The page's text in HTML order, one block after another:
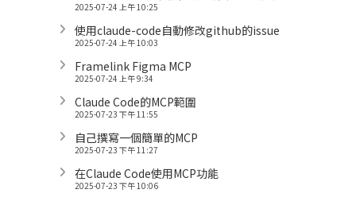
2025-07-24 上午 10:25
使用claude-code自動修改github的issue
2025-07-24 上午 10:03
Framelink Figma MCP
2025-07-24 上午 9:34
Claude Code的MCP範圍
2025-07-23 下午 11:55
自己撰寫一個簡單的MCP
2025-07-23 下午 11:27
在Claude Code使用MCP功能
2025-07-23 下午 10:06